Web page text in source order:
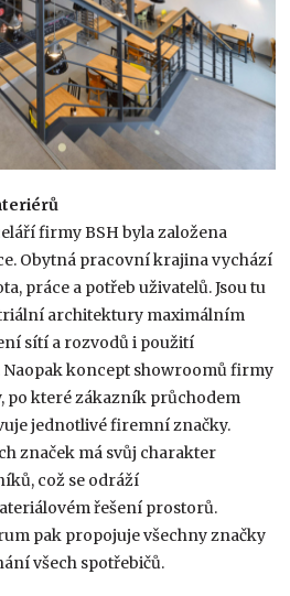
firmy BSH byla založena
Obytná pracovní krajina vychází
práce a potřeb uživatelů. Jsou tu
architektury maximálním
sítí a rozvodů i použití
koncept showroomů firmy
po které zákazník průchodem
jednotlivé firemní značky.
značek má svůj charakter
což se odráží
řešení prostorů.
pak propojuje všechny značky
všech spotřebičů.